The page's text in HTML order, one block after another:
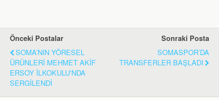
Önceki Postalar
SOMA’NIN YÖRESEL
ÜRÜNLERİ MEHMET AKİF
ERSOY İLKOKULU'NDA
SERGİLENDİ
Sonraki Posta
SOMASPOR’DA
TRANSFERLER BAŞLADI